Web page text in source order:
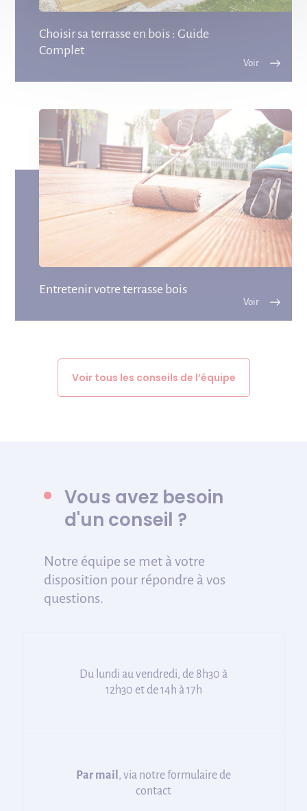
Choisir sa terrasse en bois : Guide
Complet
Entretenir votre terrasse bois
Voir tous les conseils de l’équipe
Vous avez besoin
d'un conseil ?
Notre équipe se met à votre
disposition pour répondre à vos
questions.
Du lundi au vendredi, de 8h30 à
12h30 et de 14h à 17h
Par mail , via notre formulaire de
contact